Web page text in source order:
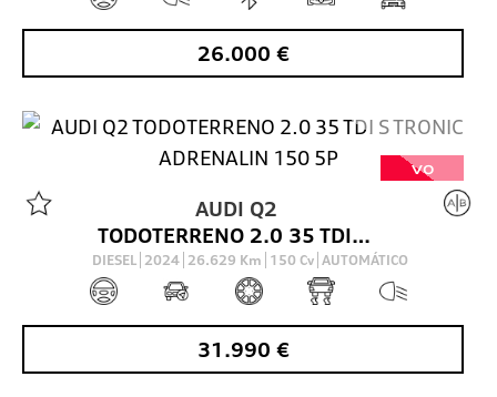
26.000 €
VO
AUDI Q2
TODOTERRENO 2.0 35 TDI S TRONIC ADRENALIN 150 5P
DIESEL 2024 26.629 Km 150 Cv AUTOMÁTICO
31.990 €